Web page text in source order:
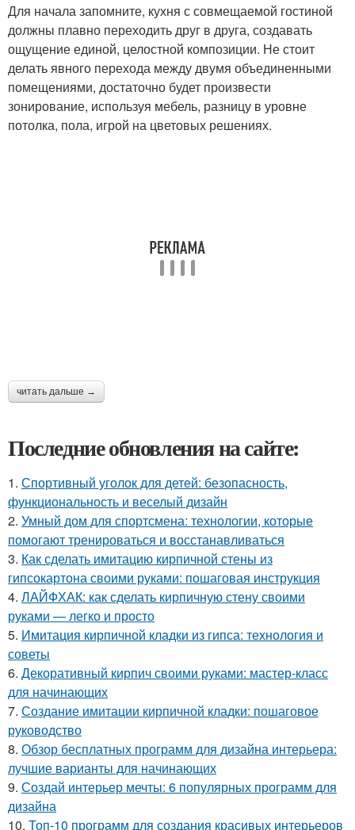
Для начала запомните, кухня с совмещаемой гостиной
должны плавно переходить друг в друга, создавать
ощущение единой, целостной композиции. Не стоит
делать явного перехода между двумя объединенными
помещениями, достаточно будет произвести
зонирование, используя мебель, разницу в уровне
потолка, пола, игрой на цветовых решениях.
читать дальше →
Последние обновления на сайте:
1. Спортивный уголок для детей: безопасность,
функциональность и веселый дизайн
2. Умный дом для спортсмена: технологии, которые
помогают тренироваться и восстанавливаться
3. Как сделать имитацию кирпичной стены из
гипсокартона своими руками: пошаговая инструкция
4. ЛАЙФХАК: как сделать кирпичную стену своими
руками — легко и просто
5. Имитация кирпичной кладки из гипса: технология и
советы
6. Декоративный кирпич своими руками: мастер-класс
для начинающих
7. Создание имитации кирпичной кладки: пошаговое
руководство
8. Обзор бесплатных программ для дизайна интерьера:
лучшие варианты для начинающих
9. Создай интерьер мечты: 6 популярных программ для
дизайна
10. Топ-10 программ для создания красивых интерьеров